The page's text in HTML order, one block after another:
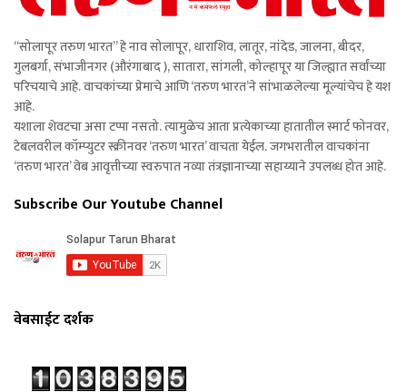
“सोलापूर तरुण भारत” हे नाव सोलापूर, धाराशिव, लातूर, नांदेड, जालना, बीदर,
गुलबर्गा, संभाजीनगर (औरंगाबाद ), सातारा, सांगली, कोल्हापूर या जिल्ह्यात सर्वांच्या
परिचयाचे आहे. वाचकांच्या प्रेमाचे आणि ‘तरुण भारत’ने सांभाळलेल्या मूल्यांचेच हे यश
आहे.
यशाला शेवटचा असा टप्पा नसतो. त्यामुळेच आता प्रत्येकाच्या हातातील स्मार्ट फोनवर,
टेबलवरील कॉम्प्युटर स्क्रीनवर ‘तरुण भारत’ वाचता येईल. जगभरातील वाचकांना
‘तरुण भारत’ वेब आवृत्तीच्या स्वरुपात नव्या तंत्रज्ञानाच्या सहाय्याने उपलब्ध होत आहे.
Subscribe Our Youtube Channel
वेबसाईट दर्शक